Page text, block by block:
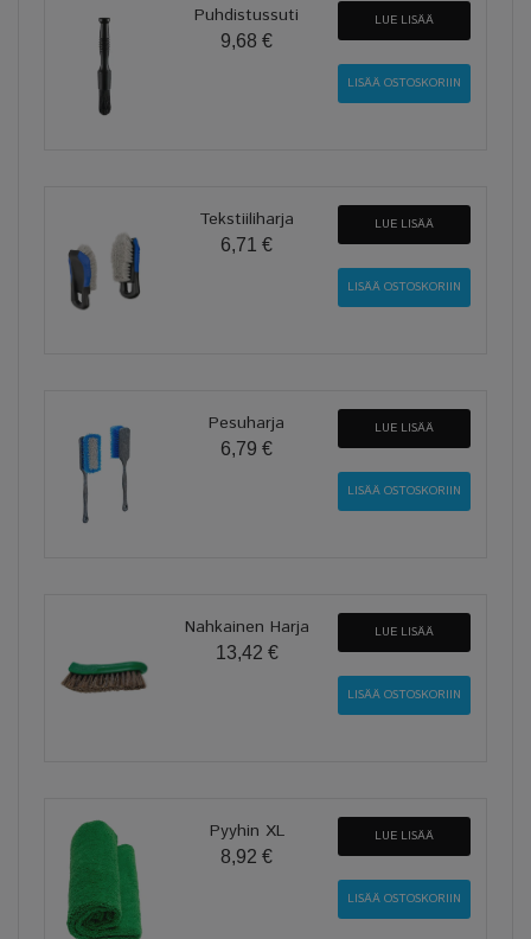
Puhdistussuti
9,68 €
LUE LISÄÄ
Tekstiiliharja
6,71 €
LUE LISÄÄ
Pesuharja
6,79 €
LUE LISÄÄ
Nahkainen Harja
13,42 €
LUE LISÄÄ
Pyyhin XL
8,92 €
LUE LISÄÄ